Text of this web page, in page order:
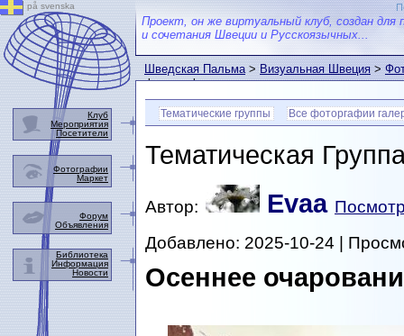
Проект, он же виртуальный клуб, создан для
и сочетания Швеции и Русскоязычных...
Шведская Пальма>Визуальная Швеция>
фотографии
Тематические группы Все фоторгафии
Тематическая
Автор: Evaa
Добавлено: 2025-10-24 |
Осеннее
på svenska
Клуб
Мероприятия
Посетители
Фотографии
Маркет
Форум
Объявления
Библиотека
Информация
Новости